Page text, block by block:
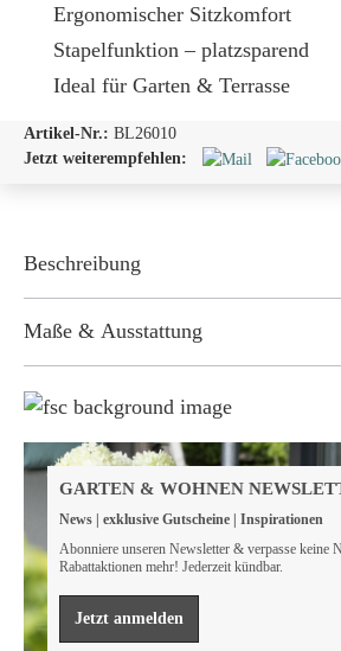
Ergonomischer Sitzkomfort
Stapelfunktion – platzsparend
Ideal für Garten & Terrasse
Artikel-Nr.: BL26010
Jetzt weiterempfehlen:
Beschreibung
Maße & Ausstattung
Wir sind FSC® zertifiziert
leisten müssen, um unsere natürlichen Ressourcen zu
bewahren.
Mehr erfahren
GARTEN & WOHNEN
News | exklusive Gutscheine | Inspirationen
Abonniere unseren Newsletter & verpasse keine
Rabattaktionen mehr! Jederzeit kündbar.
Jetzt anmelden